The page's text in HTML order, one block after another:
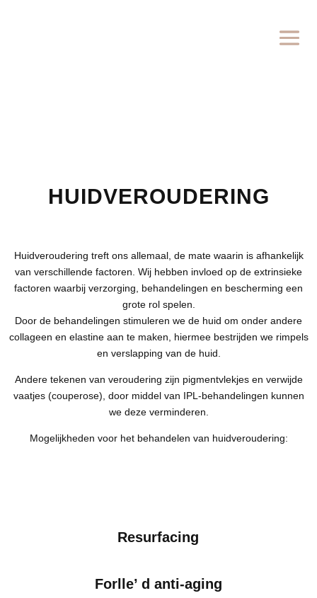
HUIDVEROUDERING
Huidveroudering treft ons allemaal, de mate waarin is afhankelijk
van verschillende factoren. Wij hebben invloed op de extrinsieke
factoren waarbij verzorging, behandelingen en bescherming een
grote rol spelen.
Door de behandelingen stimuleren we de huid om onder andere
collageen en elastine aan te maken, hiermee bestrijden we rimpels
en verslapping van de huid.
Andere tekenen van veroudering zijn pigmentvlekjes en verwijde
vaatjes (couperose), door middel van IPL-behandelingen kunnen
we deze verminderen.
Mogelijkheden voor het behandelen van huidveroudering:
Resurfacing
Forlle’ d anti-aging